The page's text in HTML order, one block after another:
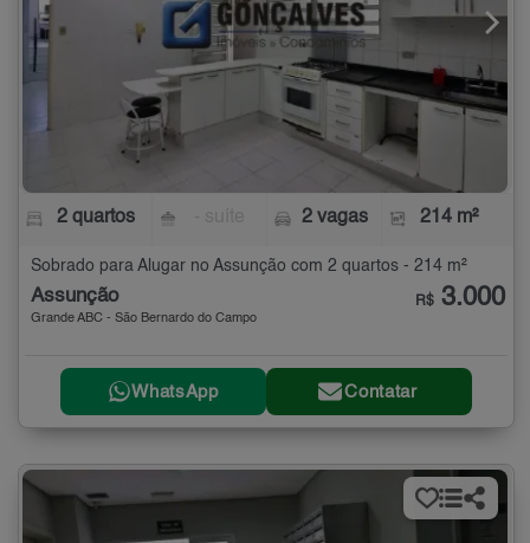
2 quartos 2 vagas 214 m²
Sobrado para Alugar no Assunção com 2 quartos - 214 m²
Assunção
Grande ABC - São Bernardo do Campo
R$ 3.000
WhatsApp Contatar